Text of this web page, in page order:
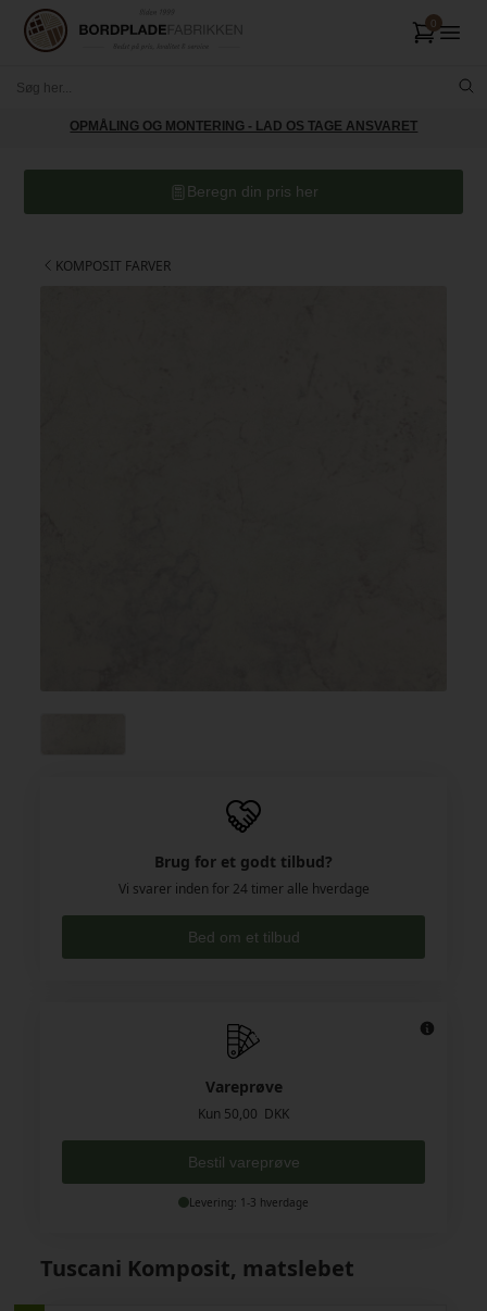
OPMÅLING OG MONTERING - LAD OS TAGE ANSVARET
Beregn din pris her
KOMPOSIT FARVER
Tuscani Komposit, matslebet
Brug for et godt tilbud?
Vi svarer inden for 24 timer alle hverdage
Bed om et tilbud
Vareprøve
Kun 50,00 DKK
Bestil vareprøve
Levering: 1-3 hverdage